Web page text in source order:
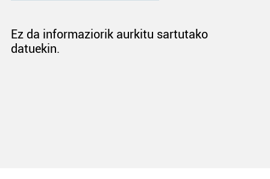
Ez da informaziorik aurkitu sartutako
datuekin.